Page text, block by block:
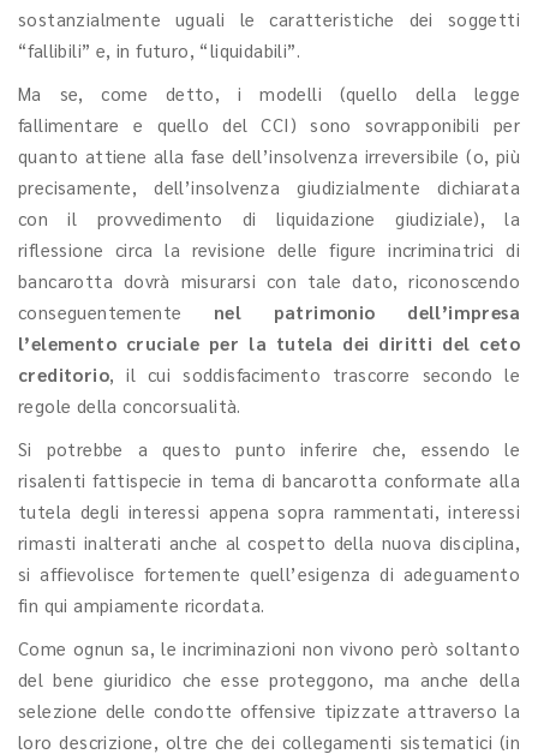
sostanzialmente uguali le caratteristiche dei soggetti
“fallibili” e, in futuro, “liquidabili”.
Ma se, come detto, i modelli (quello della legge
fallimentare e quello del CCI) sono sovrapponibili per
quanto attiene alla fase dell’insolvenza irreversibile (o, più
precisamente, dell’insolvenza giudizialmente dichiarata
con il provvedimento di liquidazione giudiziale), la
riflessione circa la revisione delle figure incriminatrici di
bancarotta dovrà misurarsi con tale dato, riconoscendo
conseguentemente nel patrimonio dell’impresa
l’elemento cruciale per la tutela dei diritti del ceto
creditorio, il cui soddisfacimento trascorre secondo le
regole della concorsualità.
Si potrebbe a questo punto inferire che, essendo le
risalenti fattispecie in tema di bancarotta conformate alla
tutela degli interessi appena sopra rammentati, interessi
rimasti inalterati anche al cospetto della nuova disciplina,
si affievolisce fortemente quell’esigenza di adeguamento
fin qui ampiamente ricordata.
Come ognun sa, le incriminazioni non vivono però soltanto
del bene giuridico che esse proteggono, ma anche della
selezione delle condotte offensive tipizzate attraverso la
loro descrizione, oltre che dei collegamenti sistematici (in